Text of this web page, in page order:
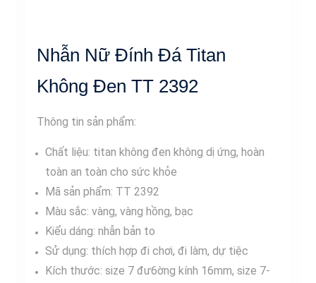
Nhẫn Nữ Đính Đá Titan
Không Đen TT 2392
Thông tin sản phẩm:
Chất liệu: titan không đen không dị ứng, hoàn
toàn an toàn cho sức khỏe
Mã sản phẩm: TT 2392
Màu sắc: vàng, vàng hồng, bạc
Kiểu dáng: nhẫn bản to
Sử dụng: thích hợp đi chơi, đi làm, dự tiệc
Kích thước: size 7 đư6ờng kính 16mm, size 7-